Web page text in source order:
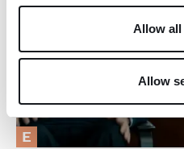
Allow all
Allow
E